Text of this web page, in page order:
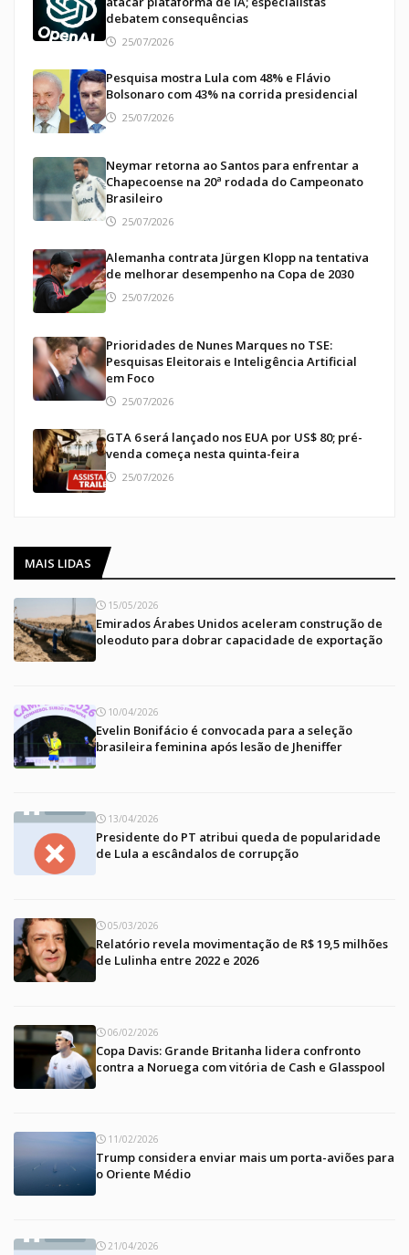
debatem consequências
25/07/2026
Pesquisa mostra Lula com 48% e Flávio
Bolsonaro com 43% na corrida presidencial
25/07/2026
Neymar retorna ao Santos para enfrentar a
Chapecoense na 20ª rodada do Campeonato
Brasileiro
25/07/2026
Alemanha contrata Jürgen Klopp na tentativa
de melhorar desempenho na Copa de 2030
25/07/2026
Prioridades de Nunes Marques no TSE:
Pesquisas Eleitorais e Inteligência Artificial
em Foco
25/07/2026
GTA 6 será lançado nos EUA por US$ 80; pré-
venda começa nesta quinta-feira
25/07/2026
MAIS LIDAS
15/05/2026
Emirados Árabes Unidos aceleram construção de
oleoduto para dobrar capacidade de exportação
10/04/2026
Evelin Bonifácio é convocada para a seleção
brasileira feminina após lesão de Jheniffer
13/04/2026
Presidente do PT atribui queda de popularidade
de Lula a escândalos de corrupção
05/03/2026
Relatório revela movimentação de R$ 19,5 milhões
de Lulinha entre 2022 e 2026
06/02/2026
Copa Davis: Grande Britanha lidera confronto
contra a Noruega com vitória de Cash e Glasspool
11/02/2026
Trump considera enviar mais um porta-aviões para
o Oriente Médio
21/04/2026